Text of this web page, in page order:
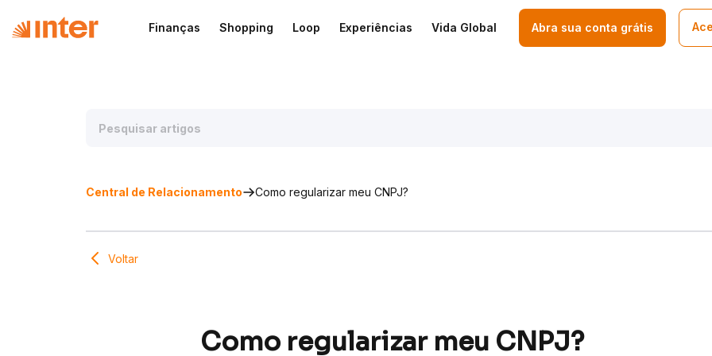
Finanças Shopping Loop Experiências Vida Global Abra sua conta grátis
Central de Relacionamento Como regularizar meu CNPJ?
Voltar
Como regularizar meu CNPJ?